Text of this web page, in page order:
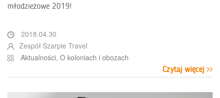
młodzieżowe 2019!
2018.04.30
Zespół Szarpie Travel
Aktualności, O koloniach i obozach
Czytaj więcej